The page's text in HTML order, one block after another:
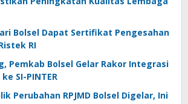
Bolsel Dapat Sertifikat Pengesahan
RI
Pemkab Bolsel Gelar Rakor Integrasi
SI-PINTER
Perubahan RPJMD Bolsel Digelar, Ini